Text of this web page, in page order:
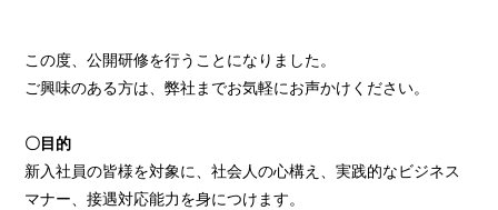
この度、公開研修を行うことになりました。
ご興味のある方は、弊社までお気軽にお声かけください。
〇目的
新入社員の皆様を対象に、社会人の心構え、実践的なビジネス
マナー、接遇対応能力を身につけます。